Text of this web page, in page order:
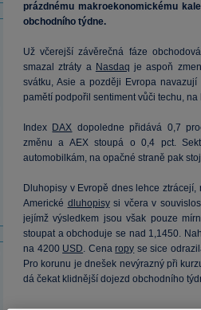
prázdnému makroekonomickému
obchodního týdne.
Už včerejší závěrečná fáze
smazal ztráty a Nasdaq je aspoň
svátku, Asie a později Evropa
pamětí podpořil sentiment vůči techu,
Index DAX dopoledne přidává 0,7
změnu a AEX stoupá o 0,4 pct.
automobilkám, na opačné straně pak
Dluhopisy v Evropě dnes lehce
Americké dluhopisysi včera v
jejímž výsledkem jsou však pouze
stoupat a obchoduje se nad 1,1450.
na 4200 USD. Cenaropy se sice
Pro korunu je dnešek nevýrazný při
dá čekat klidnější dojezd obchodního